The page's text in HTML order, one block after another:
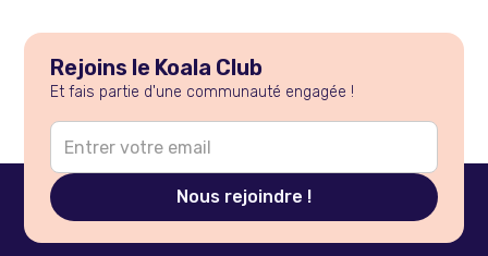
Rejoins le Koala Club
Et fais partie d'une communauté engagée !